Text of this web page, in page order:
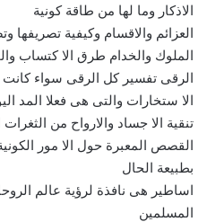
الاذكار وما لها من طاقة كونية
العزائم والاقسام وكيفية تصريفها
الملوك والخدام طرق الا كتساب
الرقى تفسير كل الرقى سواء كانت
الا ستخارات والتى هى فعلا المد
تنقية الا جساد والارواح من
القصص المعبرة حول الا مور
بطبيعة الحال
اساطير هى نافذة لرؤية عالم
المسلمين